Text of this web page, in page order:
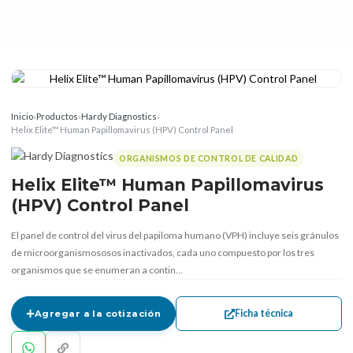
Inicio›Productos›Hardy Diagnostics›
Helix Elite™ Human Papillomavirus (HPV) Control Panel
ORGANISMOS DE CONTROL DE CALIDAD
Helix Elite™ Human Papillomavirus
(HPV) Control Panel
El panel de control del virus del papiloma humano (VPH) incluye seis gránulos
de microorganismososos inactivados, cada uno compuesto por los tres
organismos que se enumeran a contin…
Agregar a la cotización Ficha técnica